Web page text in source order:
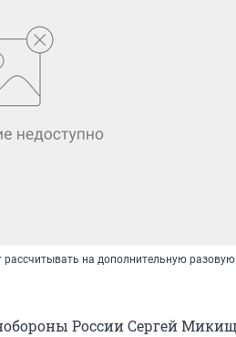
на дополнительную
России Сергей